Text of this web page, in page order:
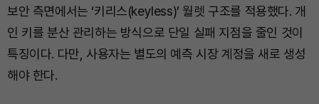
보안 측면에서는 ‘키리스(keyless)’ 월렛 구조를 적용했다. 개
인 키를 분산 관리하는 방식으로 단일 실패 지점을 줄인 것이
특징이다. 다만, 사용자는 별도의 예측 시장 계정을 새로 생성
해야 한다.